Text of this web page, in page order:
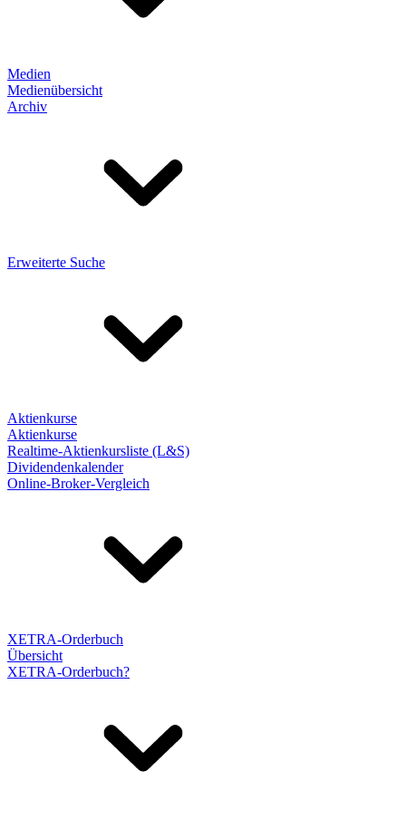
Medien
Medienübersicht
Archiv
Erweiterte Suche
Aktienkurse
Aktienkurse
Realtime-Aktienkursliste (L&S)
Dividendenkalender
Online-Broker-Vergleich
XETRA-Orderbuch
Übersicht
XETRA-Orderbuch?